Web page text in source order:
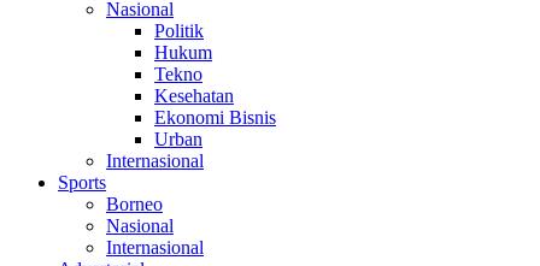
Nasional
Politik
Hukum
Tekno
Kesehatan
Ekonomi Bisnis
Urban
Internasional
Sports
Borneo
Nasional
Internasional